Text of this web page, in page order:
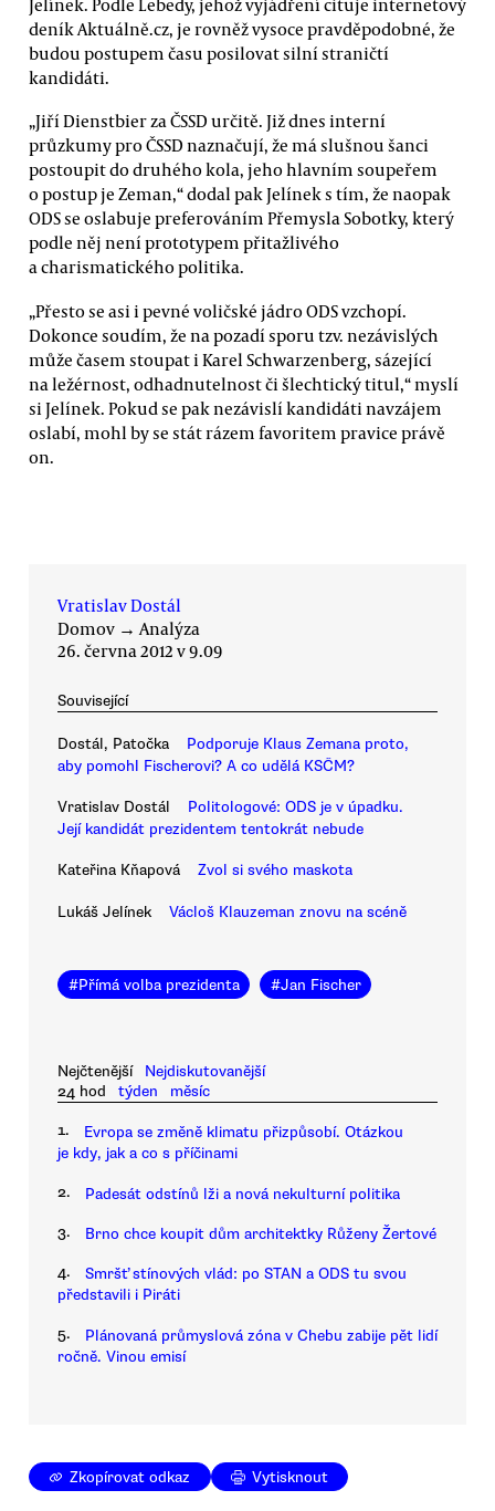
Jelínek. Podle Lebedy, jehož vyjádření cituje internetový
deník Aktuálně.cz, je rovněž vysoce pravděpodobné, že
budou postupem času posilovat silní straničtí
kandidáti.
„Jiří Dienstbier za ČSSD určitě. Již dnes interní
průzkumy pro ČSSD naznačují, že má slušnou šanci
postoupit do druhého kola, jeho hlavním soupeřem
o postup je Zeman,“ dodal pak Jelínek s tím, že naopak
ODS se oslabuje preferováním Přemysla Sobotky, který
podle něj není prototypem přitažlivého
a charismatického politika.
„Přesto se asi i pevné voličské jádro ODS vzchopí.
Dokonce soudím, že na pozadí sporu tzv. nezávislých
může časem stoupat i Karel Schwarzenberg, sázející
na ležérnost, odhadnutelnost či šlechtický titul,“ myslí
si Jelínek. Pokud se pak nezávislí kandidáti navzájem
oslabí, mohl by se stát rázem favoritem pravice právě
on.
Vratislav Dostál
Domov →Analýza
26. června 2012 v 9.09
Související
Dostál, Patočka
Podporuje Klaus Zemana proto,
aby pomohl Fischerovi? A co udělá KSČM?
Vratislav Dostál
Politologové: ODS je v úpadku.
Její kandidát prezidentem tentokrát nebude
Kateřina Kňapová Zvol si svého maskota
Lukáš Jelínek Václoš Klauzeman znovu na scéně
#Přímá volba prezidenta #Jan Fischer
Nejčtenější
Nejdiskutovanější
24 hod
týden měsíc
1.
Evropa se změně klimatu přizpůsobí. Otázkou
je kdy, jak a co s příčinami
2. Padesát odstínů lži a nová nekulturní politika
3. Brno chce koupit dům architektky Růženy Žertové
4.
Smršť stínových vlád: po STAN a ODS tu svou
představili i Piráti
5.
Plánovaná průmyslová zóna v Chebu zabije pět lidí
ročně. Vinou emisí
Zkopírovat odkaz Vytisknout